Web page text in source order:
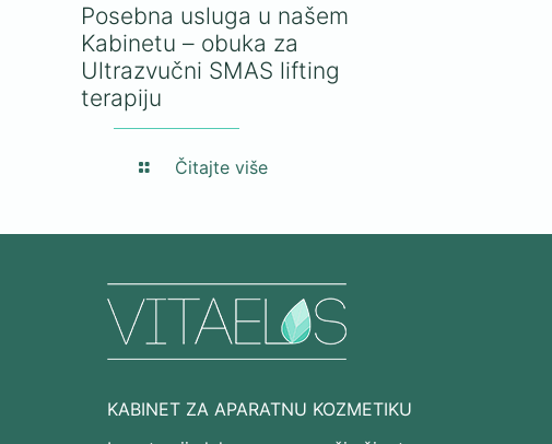
Posebna usluga u našem
Kabinetu – obuka za
Ultrazvučni SMAS lifting
terapiju
Čitajte više
KABINET ZA APARATNU KOZMETIKU